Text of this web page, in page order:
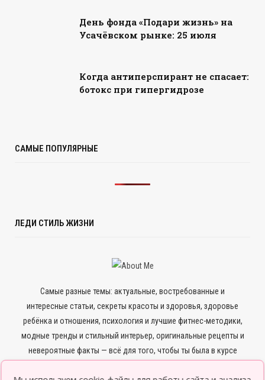
День фонда «Подари жизнь» на
Усачёвском рынке: 25 июля
Когда антиперспирант не спасает:
ботокс при гипергидрозе
САМЫЕ ПОПУЛЯРНЫЕ
ЛЕДИ СТИЛЬ ЖИЗНИ
Самые разные темы: актуальные, востребованные и
интересные статьи, секреты красоты и здоровья, здоровье
ребёнка и отношения, психология и лучшие фитнес-методики,
модные тренды и стильный интерьер, оригинальные рецепты и
невероятные факты — всё для того, чтобы ты была в курсе